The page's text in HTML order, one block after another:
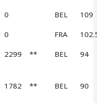
0 BEL 109
0 FRA
2299 ** BEL 94
1782 ** BEL 90